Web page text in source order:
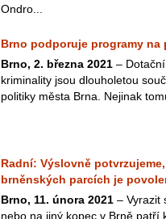
Ondro...
Brno podporuje programy na
Brno, 2. března 2021 –
kriminality jsou dlouholetou
politiky města Brna. Nejinak
Radní: Výslovně
brněnských parcích je
Brno, 11. února 2021 – Vyrazit
nebo na jiný kopec v Brně patří